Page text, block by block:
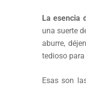
Laesencia
una suerte
aburre,
tedioso para
Esas son